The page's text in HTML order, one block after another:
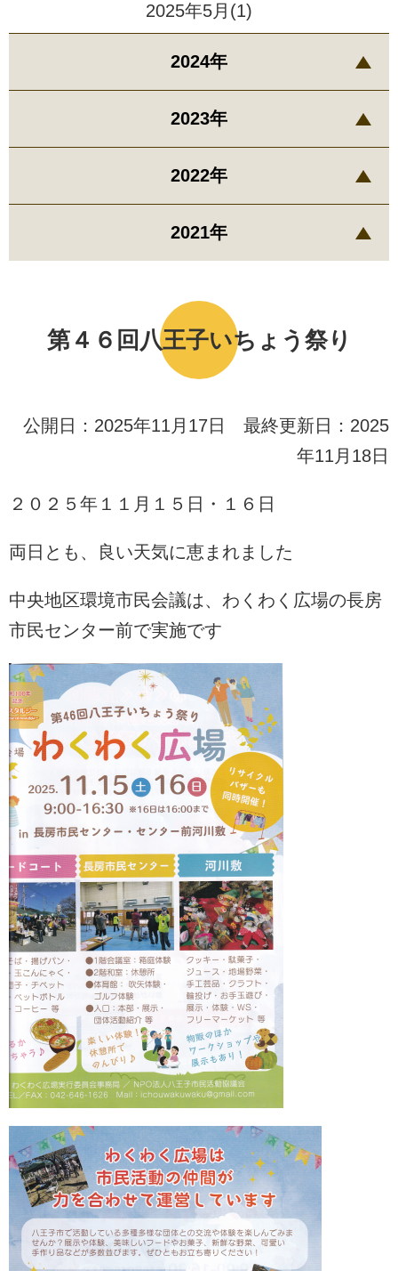
第４６回八王子いちょう祭り
公開日：2025年11月17日 最終更新日：2025
年11月18日
２０２５年１１月１５日・１６日
両日とも、良い天気に恵まれました
中央地区環境市民会議は、わくわく広場の長房
市民センター前で実施です
2025年5月(1)
2024年
2023年
2022年
2021年